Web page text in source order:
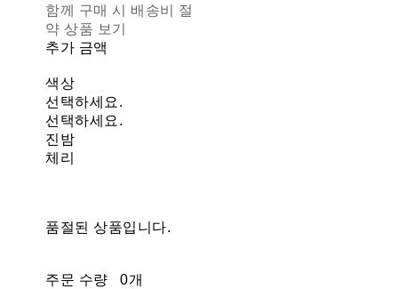
함께 구매 시 배송비 절
약 상품 보기
추가 금액
색상
선택하세요.
선택하세요.
진밤
체리
품절된 상품입니다.
주문 수량 0개